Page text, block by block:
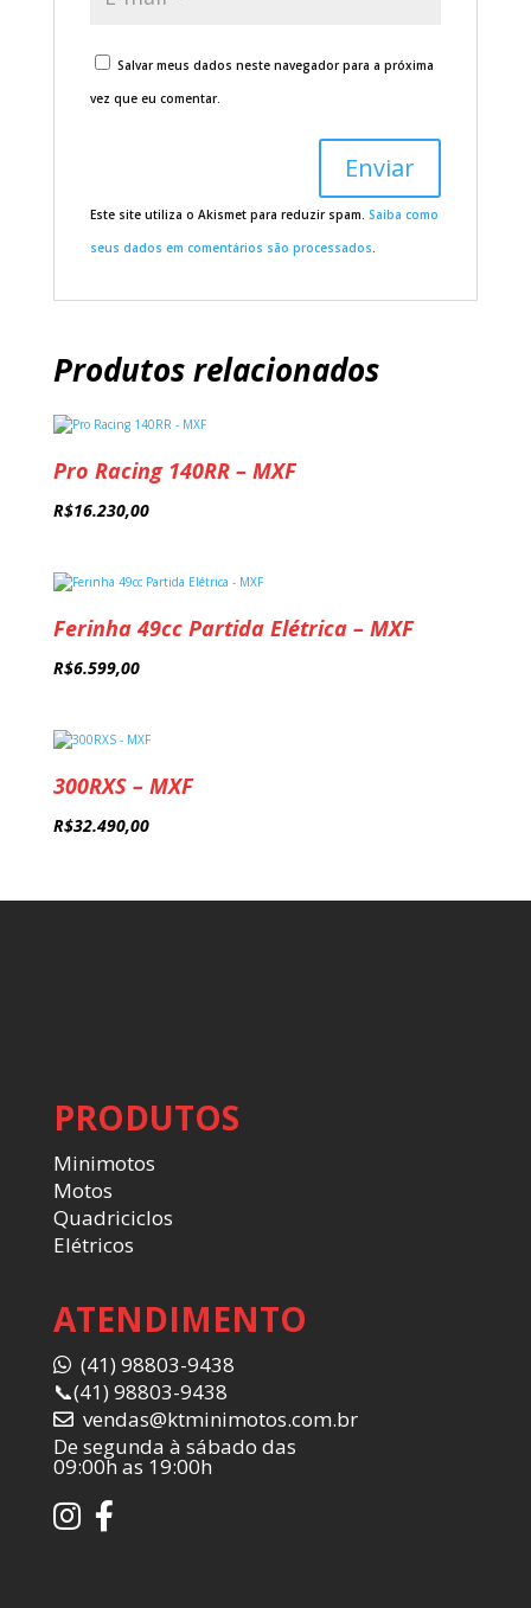
Salvar meus dados neste navegador para a próxima
vez que eu comentar.
Este site utiliza o Akismet para reduzir spam. Saiba como
seus dados em comentários são processados.
Produtos relacionados
Pro Racing 140RR – MXF
R$16.230,00
Ferinha 49cc Partida Elétrica – MXF
R$6.599,00
300RXS – MXF
R$32.490,00
PRODUTOS
Minimotos
Motos
Quadriciclos
Elétricos
ATENDIMENTO
(41) 98803-9438
📞(41) 98803-9438
vendas@ktminimotos.com.br
De segunda à sábado das
09:00h as 19:00h